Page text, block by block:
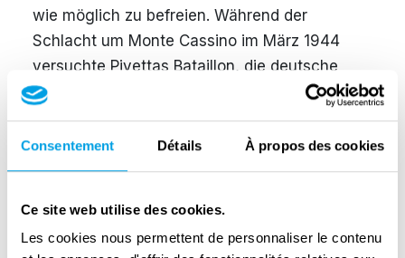
Consentement Détails À propos des cookies
Ce site web utilise des cookies.
Les cookies nous permettent de personnaliser le contenu
wie möglich zu befreien. Während der
Schlacht um Monte Cassino im März 1944
versuchte Pivettas Bataillon, die deutsche
Gustav-Linie zu durchbrechen, und erreichte
schließlich den Gipfel Monte Marrone (1.770
m) im Osten von Cassino. Weiter kamen die
Soldaten jedoch nicht. Der Monte Marrone
„uneinnehmbar“ und für die Deutschen als
„unangreifbar“. Die Soldaten von Pivettas